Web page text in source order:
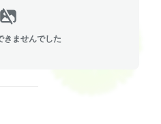
きませんでした